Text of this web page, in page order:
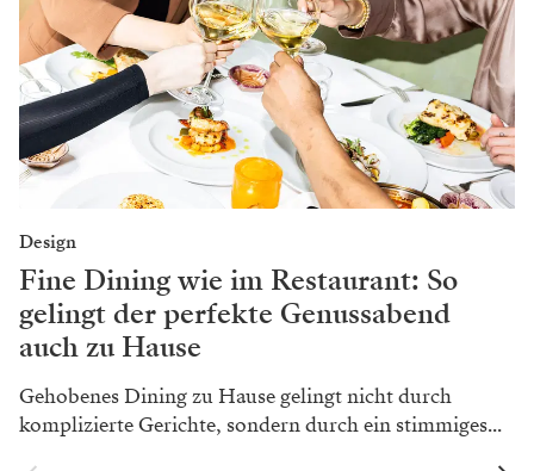
Design
Fine Dining wie im Restaurant: So
gelingt der perfekte Genussabend
auch zu Hause
Gehobenes Dining zu Hause gelingt nicht durch
komplizierte Gerichte, sondern durch ein stimmiges...